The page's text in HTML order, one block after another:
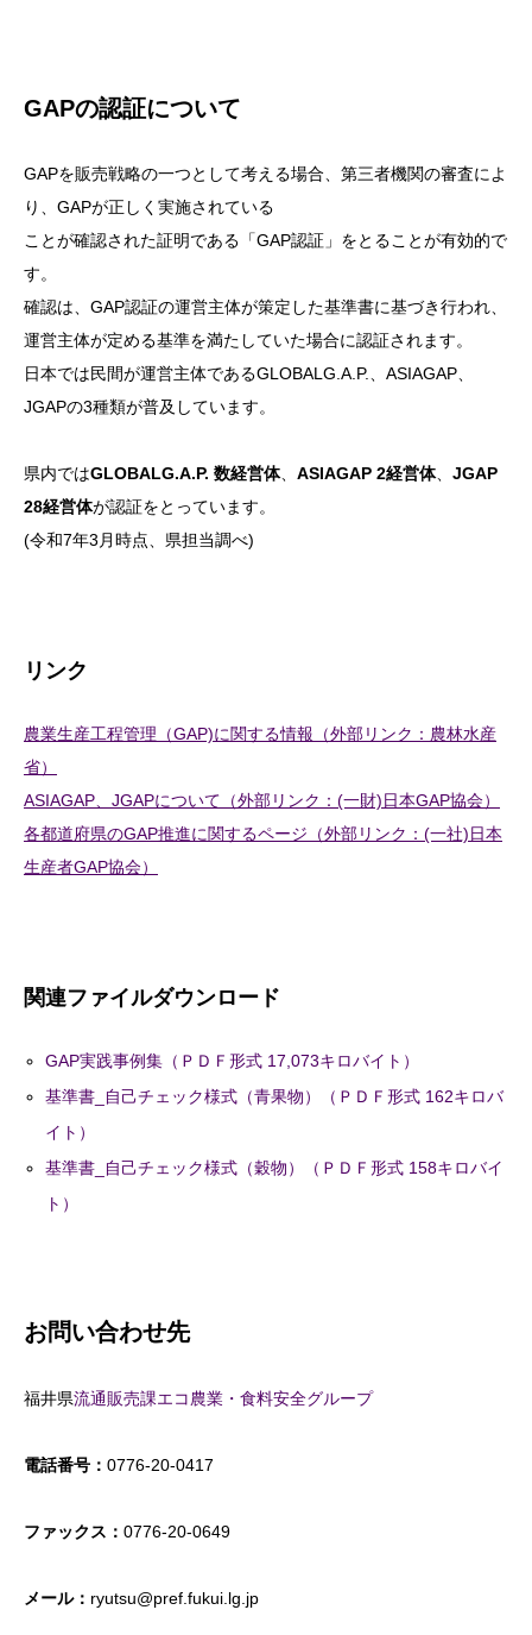
GAPの認証について
GAPを販売戦略の一つとして考える場合、第三者機関の審査によ
り、GAPが正しく実施されている
ことが確認された証明である「GAP認証」をとることが有効的で
す。
確認は、GAP認証の運営主体が策定した基準書に基づき行われ、
運営主体が定める基準を満たしていた場合に認証されます。
日本では民間が運営主体であるGLOBALG.A.P.、ASIAGAP、
JGAPの3種類が普及しています。
県内ではGLOBALG.A.P. 数経営体、 ASIAGAP 2経営体、 JGAP
28経営体が認証をとっています。
(令和7年3月時点、県担当調べ)
リンク
農業生産工程管理（GAP)に関する情報（外部リンク：農林水産
省）
ASIAGAP、JGAPについて（外部リンク：(一財)日本GAP協会）
各都道府県のGAP推進に関するページ（外部リンク：(一社)日本
生産者GAP協会）
関連ファイルダウンロード
GAP実践事例集（ＰＤＦ形式 17,073キロバイト）
基準書_自己チェック様式（青果物）（ＰＤＦ形式 162キロバ
イト）
基準書_自己チェック様式（穀物）（ＰＤＦ形式 158キロバイ
ト）
お問い合わせ先
福井県流通販売課エコ農業・食料安全グループ
電話番号： 0776-20-0417
ファックス： 0776-20-0649
メール： ryutsu@pref.fukui.lg.jp